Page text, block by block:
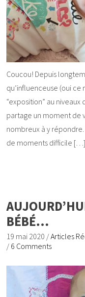
Coucou! Depuis
qu’influenceuse (oui ce
“exposition” au
partage un moment de
nombreux à y
de moments difficile […]
BÉBÉ…
19 mai 2020 /Articles
/ 6 Comments